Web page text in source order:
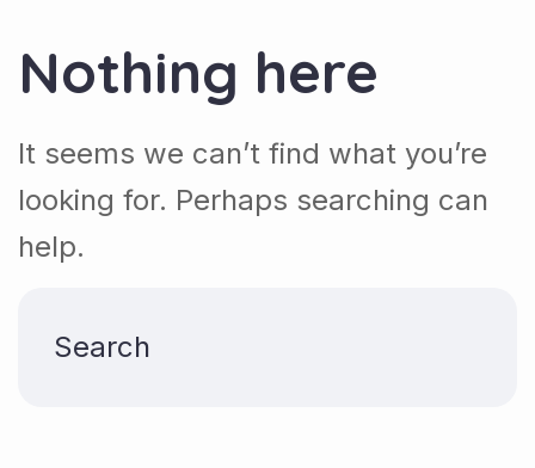
Nothing here
It seems we can’t find what you’re
looking for. Perhaps searching can
help.